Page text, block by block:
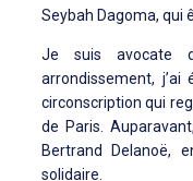
Seybah Dagoma, qui
Je suis avocate
arrondissement,
circonscription qui
de Paris.
Bertrand Delanoë,
solidaire.